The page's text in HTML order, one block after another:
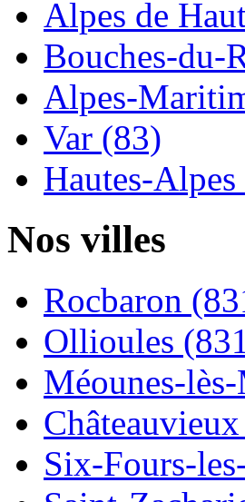
Alpes de
Bouches-du-
Alpes-
Var (83)
Hautes-
Nos villes
Rocbaron
Ollioules
Méounes-
Six-Fours-